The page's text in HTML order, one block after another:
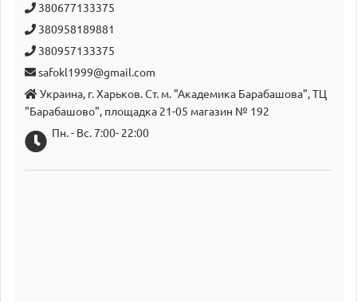
380677133375
380958189881
380957133375
safokl1999@gmail.com
Украина, г. Харьков. Ст. м. "Академика Барабашова", ТЦ
"Барабашово", площадка 21-05 магазин № 192
Пн. - Вс. 7:00- 22:00